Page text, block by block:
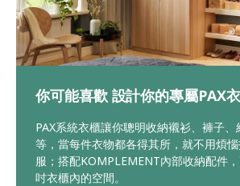
你可能喜歡 設計你的專屬PAX
PAX系統衣櫃讓你聰明收納襯衫、褲子
等，當每件衣物都各得其所，就不用煩
服；搭配KOMPLEMENT內部收納配件
吋衣櫃內的空間。